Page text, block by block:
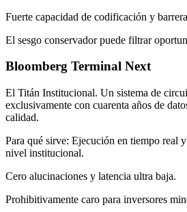
Fuerte capacidad de codificación y
El sesgo conservador puede filtrar
Bloomberg Terminal Next
El Titán Institucional. Un sistema de
exclusivamente con cuarenta años de
calidad.
Para qué sirve: Ejecución en tiempo real
nivel institucional.
Cero alucinaciones y latencia ultra baja.
Prohibitivamente caro para inversores